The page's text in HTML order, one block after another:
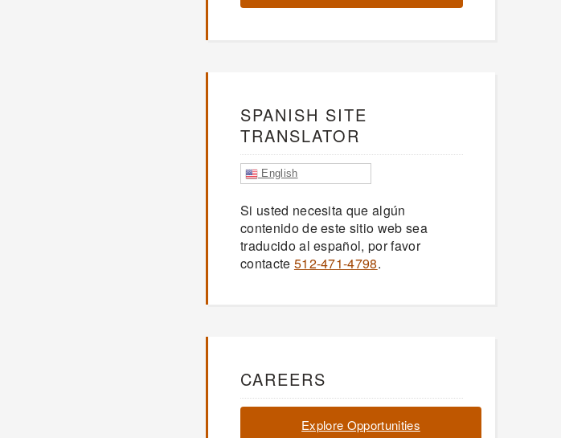
SPANISH SITE
TRANSLATOR
English
Si usted necesita que algún
contenido de este sitio web sea
traducido al español, por favor
contacte 512-471-4798.
CAREERS
Explore Opportunities